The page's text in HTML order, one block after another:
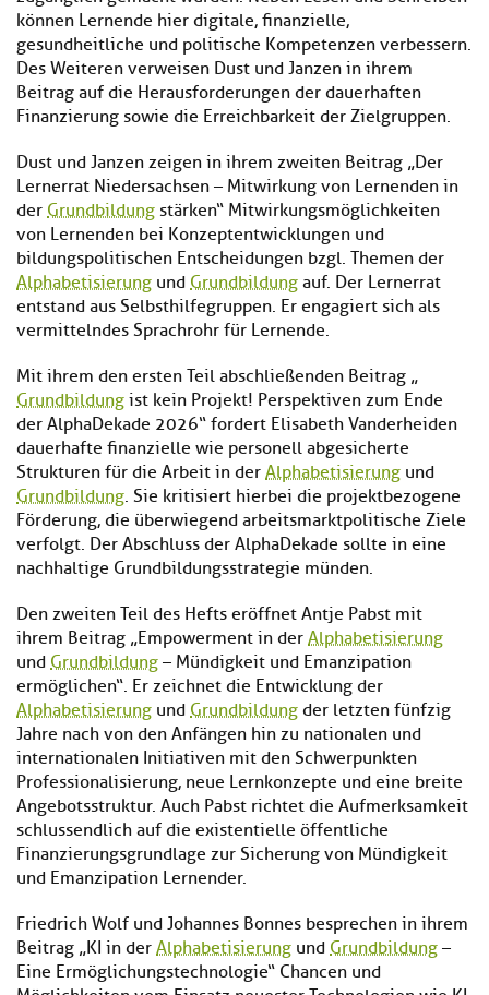
können Lernende hier digitale, finanzielle,
gesundheitliche und politische Kompetenzen verbessern.
Des Weiteren verweisen Dust und Janzen in ihrem
Beitrag auf die Herausforderungen der dauerhaften
Finanzierung sowie die Erreichbarkeit der Zielgruppen.
Dust und Janzen zeigen in ihrem zweiten Beitrag „Der
Lernerrat Niedersachsen – Mitwirkung von Lernenden in
der Grundbildung stärken“ Mitwirkungsmöglichkeiten
von Lernenden bei Konzeptentwicklungen und
bildungspolitischen Entscheidungen bzgl. Themen der
Alphabetisierung und Grundbildung auf. Der Lernerrat
entstand aus Selbsthilfegruppen. Er engagiert sich als
vermittelndes Sprachrohr für Lernende.
Mit ihrem den ersten Teil abschließenden Beitrag „
Grundbildung ist kein Projekt! Perspektiven zum Ende
der AlphaDekade 2026“ fordert Elisabeth Vanderheiden
dauerhafte finanzielle wie personell abgesicherte
Strukturen für die Arbeit in der Alphabetisierung und
Grundbildung. Sie kritisiert hierbei die projektbezogene
Förderung, die überwiegend arbeitsmarktpolitische Ziele
verfolgt. Der Abschluss der AlphaDekade sollte in eine
nachhaltige Grundbildungsstrategie münden.
Den zweiten Teil des Hefts eröffnet Antje Pabst mit
ihrem Beitrag „Empowerment in der Alphabetisierung
und Grundbildung – Mündigkeit und Emanzipation
ermöglichen“. Er zeichnet die Entwicklung der
Alphabetisierung und Grundbildung der letzten fünfzig
Jahre nach von den Anfängen hin zu nationalen und
internationalen Initiativen mit den Schwerpunkten
Professionalisierung, neue Lernkonzepte und eine breite
Angebotsstruktur. Auch Pabst richtet die Aufmerksamkeit
schlussendlich auf die existentielle öffentliche
Finanzierungsgrundlage zur Sicherung von Mündigkeit
und Emanzipation Lernender.
Friedrich Wolf und Johannes Bonnes besprechen in ihrem
Beitrag „KI in der Alphabetisierung und Grundbildung –
Eine Ermöglichungstechnologie“ Chancen und